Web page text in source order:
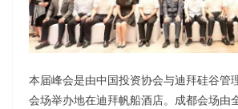
本届峰会是由中国投资协会与迪拜硅谷管
会场举办地在迪拜帆船酒店。成都会场由